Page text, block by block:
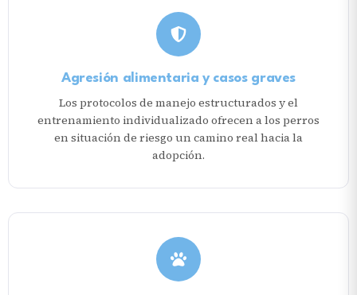
Agresión alimentaria y casos graves
Los protocolos de manejo estructurados y el
entrenamiento individualizado ofrecen a los perros
en situación de riesgo un camino real hacia la
adopción.